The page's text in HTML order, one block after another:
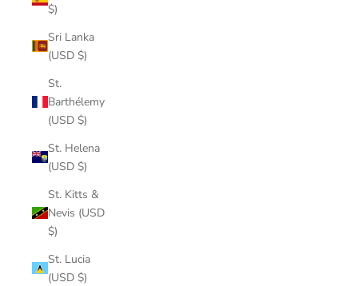
$)
Sri Lanka
(USD $)
St.
Barthélemy
(USD $)
St. Helena
(USD $)
St. Kitts &
Nevis (USD
$)
St. Lucia
(USD $)